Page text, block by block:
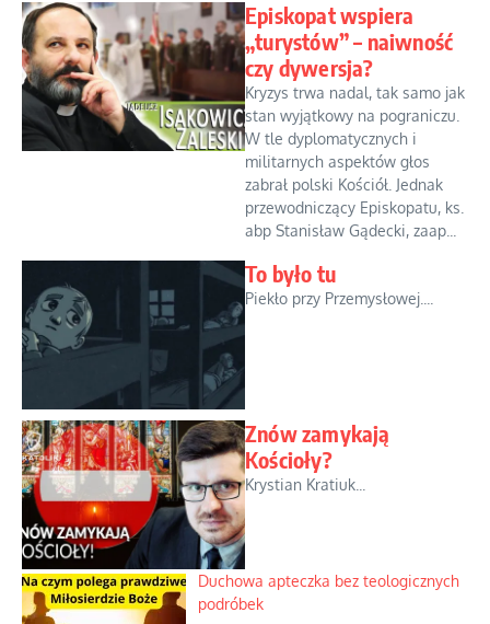
Episkopat wspiera
„turystów” – naiwność
czy dywersja?
Kryzys trwa nadal, tak samo jak
stan wyjątkowy na pograniczu.
W tle dyplomatycznych i
militarnych aspektów głos
zabrał polski Kościół. Jednak
przewodniczący Episkopatu, ks.
abp Stanisław Gądecki, zaap...
To było tu
Piekło przy Przemysłowej....
Znów zamykają
Kościoły?
Krystian Kratiuk...